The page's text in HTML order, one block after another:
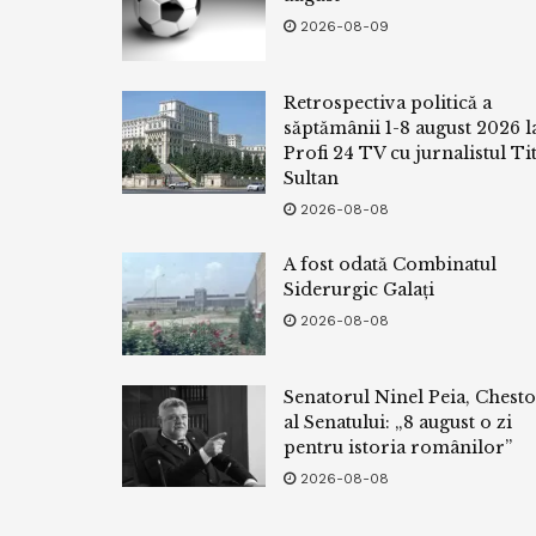
2026-08-09
Retrospectiva politică a
săptămânii 1-8 august 2026
Profi 24 TV cu jurnalistul
Sultan
2026-08-08
A fost odată Combinatul
Siderurgic Galați
2026-08-08
Senatorul Ninel Peia,
al Senatului: „8 august o zi
pentru istoria românilor”
2026-08-08